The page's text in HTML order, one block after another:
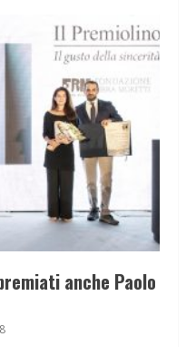
anche Paolo